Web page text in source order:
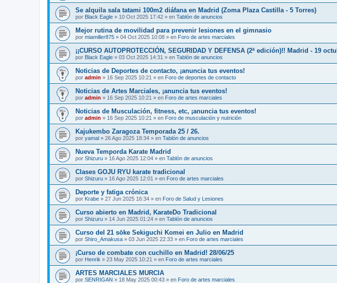
Se alquila sala tatami 100m2 diáfana en Madrid (Zoma Plaza Castilla - 5 Torres)
por Black Eagle » 10 Oct 2025 17:42 » en Tablón de anuncios
Mejor rutina de movilidad para prevenir lesiones en el gimnasio
por miamiller875 » 04 Oct 2025 10:08 » en Foro de artes marciales
¡¡CURSO AUTOPROTECCIÓN, SEGURIDAD Y DEFENSA (2ª edición)!! Madrid - 19
por Black Eagle » 03 Oct 2025 14:31 » en Tablón de anuncios
Noticias de Deportes de contacto, ¡anuncia tus eventos!
por admin » 16 Sep 2025 10:21 » en Foro de deportes de contacto
Noticias de Artes Marciales, ¡anuncia tus eventos!
por admin » 16 Sep 2025 10:21 » en Foro de artes marciales
Noticias de Musculación, fitness, etc, ¡anuncia tus eventos!
por admin » 16 Sep 2025 10:21 » en Foro de musculación y nutrición
Kajukembo Zaragoza Temporada 25 / 26.
por yamal » 26 Ago 2025 18:34 » en Tablón de anuncios
Nueva Temporda Karate Madrid
por Shizuru » 16 Ago 2025 12:04 » en Tablón de anuncios
Clases GOJU RYU karate tradicional
por Shizuru » 16 Ago 2025 12:01 » en Foro de artes marciales
Deporte y fatiga crónica
por Krabe » 27 Jun 2025 16:34 » en Foro de Salud y Lesiones
Curso abierto en Madrid, KarateDo Tradicional
por Shizuru » 14 Jun 2025 01:24 » en Tablón de anuncios
Curso del 21 sōke Sekiguchi Komei en Julio en Madrid
por Shiro_Amakusa » 03 Jun 2025 22:33 » en Foro de artes marciales
¡Curso de combate con cuchillo en Madrid! 28/06/25
por Henrik » 23 May 2025 10:21 » en Foro de artes marciales
ARTES MARCIALES MURCIA
por SENRIGAN » 18 May 2025 00:43 » en Foro de artes marciales